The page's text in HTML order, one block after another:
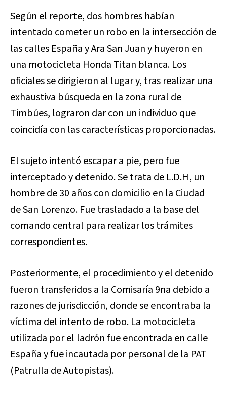
Según el reporte, dos hombres habían
intentado cometer un robo en la intersección de
las calles España y Ara San Juan y huyeron en
una motocicleta Honda Titan blanca. Los
oficiales se dirigieron al lugar y, tras realizar una
exhaustiva búsqueda en la zona rural de
Timbúes, lograron dar con un individuo que
coincidía con las características proporcionadas.
El sujeto intentó escapar a pie, pero fue
interceptado y detenido. Se trata de L.D.H, un
hombre de 30 años con domicilio en la Ciudad
de San Lorenzo. Fue trasladado a la base del
comando central para realizar los trámites
correspondientes.
Posteriormente, el procedimiento y el detenido
fueron transferidos a la Comisaría 9na debido a
razones de jurisdicción, donde se encontraba la
víctima del intento de robo. La motocicleta
utilizada por el ladrón fue encontrada en calle
España y fue incautada por personal de la PAT
(Patrulla de Autopistas).